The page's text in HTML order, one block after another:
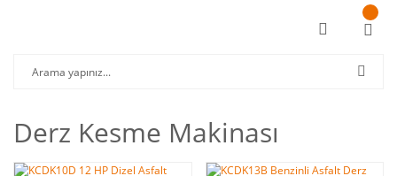
Derz Kesme Makinası